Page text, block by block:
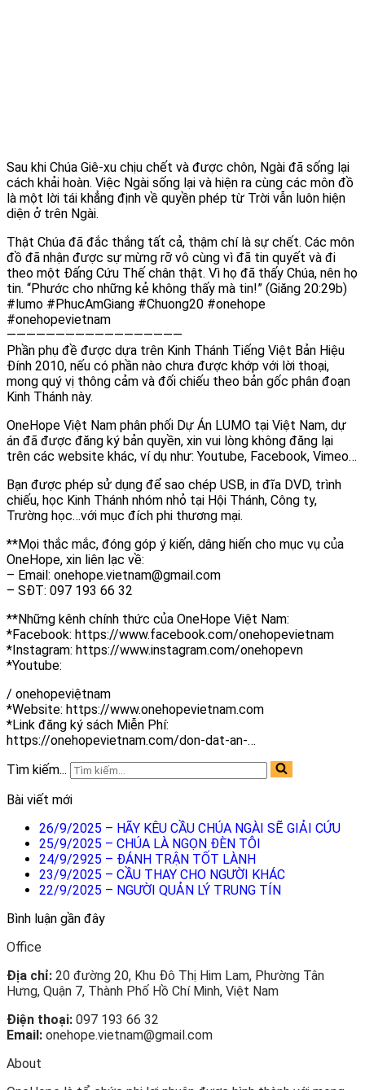
Sau khi Chúa Giê-xu chịu chết và được chôn, Ngài đã sống lại
cách khải hoàn. Việc Ngài sống lại và hiện ra cùng các môn đồ
là một lời tái khẳng định về quyền phép từ Trời vẫn luôn hiện
diện ở trên Ngài.
Thật Chúa đã đắc thắng tất cả, thậm chí là sự chết. Các môn
đồ đã nhận được sự mừng rỡ vô cùng vì đã tin quyết và đi
theo một Đấng Cứu Thế chân thật. Vì họ đã thấy Chúa, nên họ
tin. “Phước cho những kẻ không thấy mà tin!” (Giăng 20:29b)
#lumo #PhucAmGiang #Chuong20 #onehope
#onehopevietnam
——————————————————
Phần phụ đề được dựa trên Kinh Thánh Tiếng Việt Bản Hiệu
Đính 2010, nếu có phần nào chưa được khớp với lời thoại,
mong quý vị thông cảm và đối chiếu theo bản gốc phân đoạn
Kinh Thánh này.
OneHope Việt Nam phân phối Dự Án LUMO tại Việt Nam, dự
án đã được đăng ký bản quyền, xin vui lòng không đăng lại
trên các website khác, ví dụ như: Youtube, Facebook, Vimeo…
Bạn được phép sử dụng để sao chép USB, in đĩa DVD, trình
chiếu, học Kinh Thánh nhóm nhỏ tại Hội Thánh, Công ty,
Trường học…với mục đích phi thương mại.
**Mọi thắc mắc, đóng góp ý kiến, dâng hiến cho mục vụ của
OneHope, xin liên lạc về:
– Email: onehope.vietnam@gmail.com
– SĐT: 097 193 66 32
**Những kênh chính thức của OneHope Việt Nam:
*Facebook: https://www.facebook.com/onehopevietnam
*Instagram: https://www.instagram.com/onehopevn
*Youtube:
/ onehopeviệtnam
*Website: https://www.onehopevietnam.com
*Link đăng ký sách Miễn Phí:
https://onehopevietnam.com/don-dat-an-…
Tìm kiếm...
Bài viết mới
26/9/2025 – HÃY KÊU CẦU CHÚA NGÀI SẼ GIẢI CỨU
25/9/2025 – CHÚA LÀ NGỌN ĐÈN TÔI
24/9/2925 – ĐÁNH TRẬN TỐT LÀNH
23/9/2025 – CẦU THAY CHO NGƯỜI KHÁC
22/9/2025 – NGƯỜI QUẢN LÝ TRUNG TÍN
Bình luận gần đây
Office
Địa chỉ: 20 đường 20, Khu Đô Thị Him Lam, Phường Tân
Hưng, Quận 7, Thành Phố Hồ Chí Minh, Việt Nam
Điện thoại: 097 193 66 32
Email: onehope.vietnam@gmail.com
About